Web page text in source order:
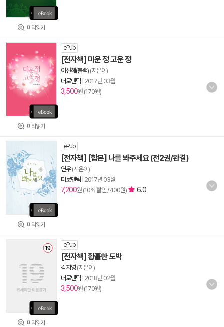
미리읽기
미리읽기
ePub
[전자책] 미운 정 고운 정
이선혜(블랙) (지은이)
더로맨틱 2017년 03월
3,500원 (170원)
미리읽기
ePub
[전자책] [합본] 나를 봐주세요 (전2권/완결)
연우(지은이)
더로맨틱 2017년 03월
7,200원 (10% 할인 / 400원) 6.0
미리읽기
ePub
[전자책] 황홀한 도박
김지영(지은이)
더로맨틱 2018년 02월
3,500원 (170원)